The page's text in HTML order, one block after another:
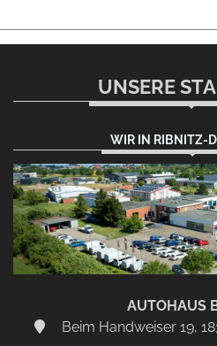
UNSERE
WIR IN RIBNITZ-
AUTOHAUS
Beim Handweiser 19,